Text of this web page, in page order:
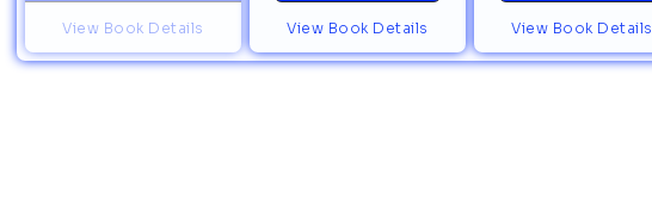
View Book Details View Book Details View Book Details